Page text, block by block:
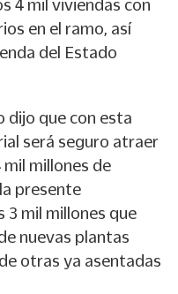
4 mil viviendas con
en el ramo, así
del Estado
dijo que con esta
será seguro atraer
millones de
presente
3 mil millones que
nuevas plantas
otras ya asentadas